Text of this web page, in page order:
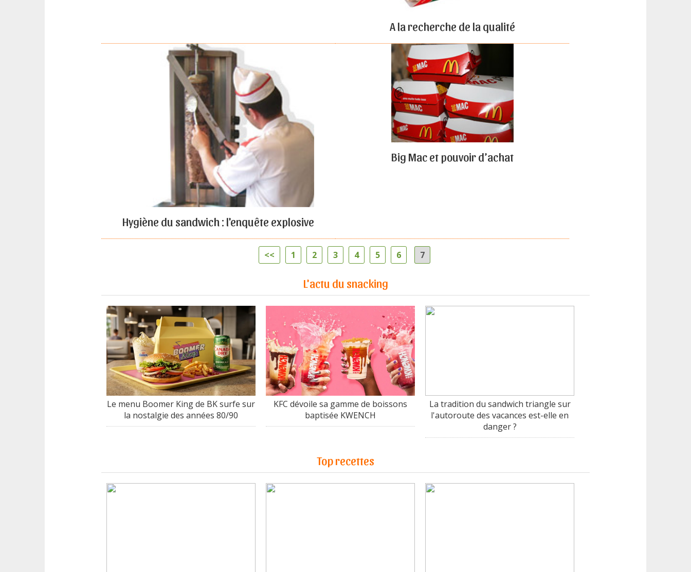
A la recherche de la qualité
Hygiène du sandwich : l'enquête explosive
Big Mac et pouvoir d’achat
<< 1 2 3 4 5 6 7
L'actu du snacking
Le menu Boomer King de BK surfe sur
la nostalgie des années 80/90
KFC dévoile sa gamme de boissons
baptisée KWENCH
La tradition du sandwich triangle sur
l'autoroute des vacances est-elle en
danger ?
Top recettes